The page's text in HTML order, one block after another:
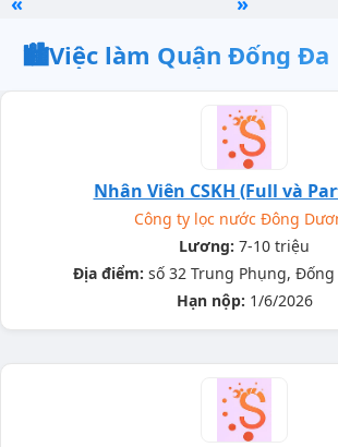
🏙️Việc làm Quận Đống Đa
Nhân Viên CSKH (Full và
Công ty lọc nước Đông
Lương: 7-10 triệu
Địa điểm: số 32 Trung Phụng,
Hạn nộp: 1/6/2026